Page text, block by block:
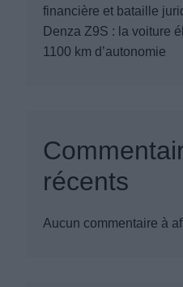
financière et bataille
Denza Z9S : la voiture
1100 km d’autonomie
récents
Aucun commentaire à